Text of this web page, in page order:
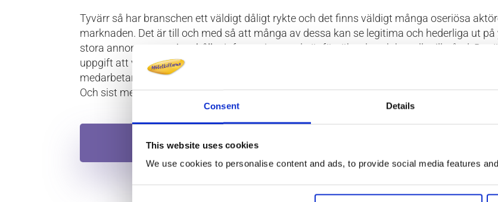
Consent Details
This website uses cookies
We use cookies to personalise content and ads, to provide social media features
Tyvärr så har branschen ett väldigt dåligt rykte och det finns väldigt många oseriösa
marknaden. Det är till och med så att många av dessa kan se legitima och hederliga ut
stora annonser som innehåller information att de är försäkrade och har alla tillstånd. Det
uppgift att välja rätt! Det bästa du kan göra är att fråga om de har bra rutiner på hur de
medarbetare. Fråga även vilka rutiner de har om olyckan skulle vara framme och de
Och sist men inte minst, fråga om de har några GARANTIER på sina löften.
Boka din flytt hos oss